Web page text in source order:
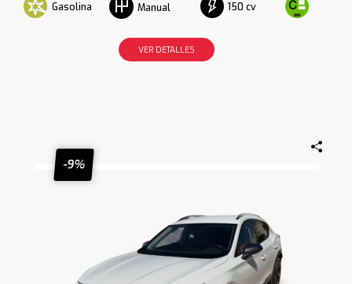
Gasolina Manual 150 cv
VER DETALLES
-9%